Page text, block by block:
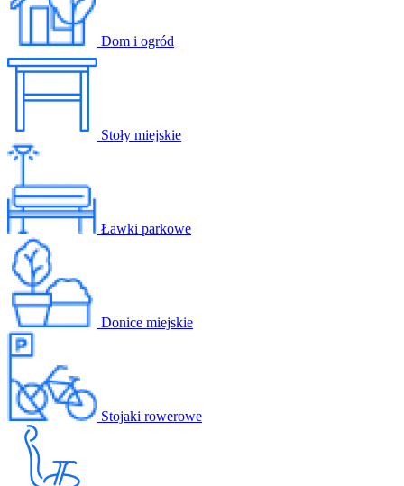
Dom i ogród
Stoły miejskie
Ławki parkowe
Donice miejskie
Stojaki rowerowe